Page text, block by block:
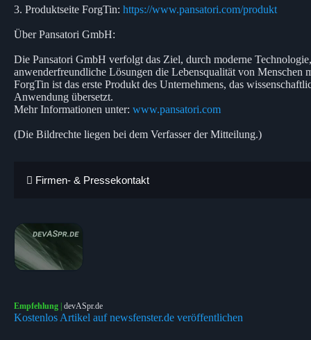
3. Produktseite ForgTin: https://www.pansatori.com/produkt
Über Pansatori GmbH:
Die Pansatori GmbH verfolgt das Ziel, durch moderne
anwenderfreundliche Lösungen die Lebensqualität von Menschen
ForgTin ist das erste Produkt des Unternehmens, das
Anwendung übersetzt.
Mehr Informationen unter: www.pansatori.com
(Die Bildrechte liegen bei dem Verfasser der Mitteilung.)
Firmen- & Pressekontakt
Empfehlung | devASpr.de
Kostenlos Artikel auf newsfenster.de veröffentlichen